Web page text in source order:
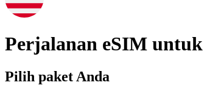
Perjalanan eSIM untuk
Pilih paket Anda